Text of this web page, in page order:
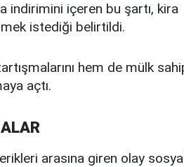
indirimini içeren bu şartı, kira
istediği belirtildi.
hem de mülk
açtı.
arasına giren olay